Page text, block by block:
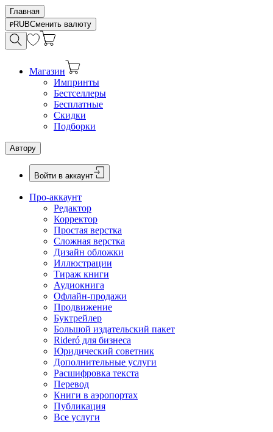
Главная
RUBСменить валюту
Магазин
Импринты
Бестселлеры
Бесплатные
Скидки
Подборки
Автору
Войти в аккаунт
Про-аккаунт
Редактор
Корректор
Простая верстка
Сложная верстка
Дизайн обложки
Иллюстрации
Тираж книги
Аудиокнига
Офлайн-продажи
Продвижение
Буктрейлер
Большой издательский пакет
Rideró для бизнеса
Юридический советник
Дополнительные услуги
Расшифровка текста
Перевод
Книги в аэропортах
Публикация
Все услуги